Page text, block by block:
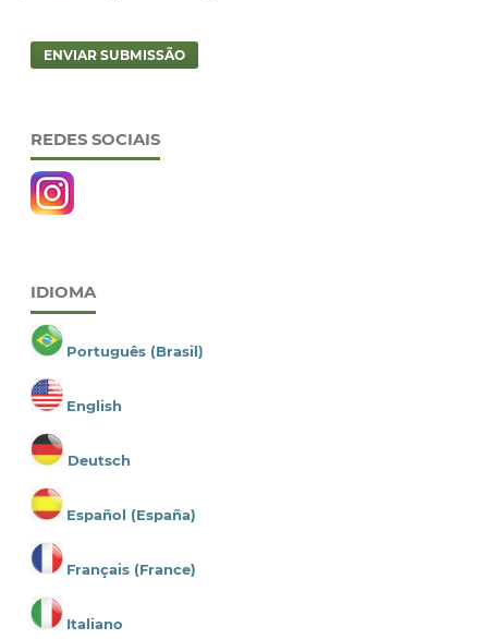
ENVIAR SUBMISSÃO
REDES SOCIAIS
IDIOMA
Português (Brasil)
English
Deutsch
Español (España)
Français (France)
Italiano